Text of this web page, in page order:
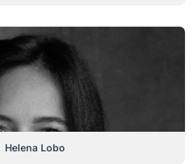
Helena Lobo